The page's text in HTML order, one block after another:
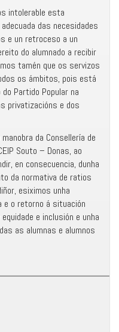
intolerable esta
das necesidades
e un retroceso a un
do alumnado a recibir
tamén que os servizos
os ámbitos, pois está
Partido Popular na
privatizacións e dos
da Consellería de
Souto – Donas, ao
en consecuencia, dunha
da normativa de ratios
esiximos unha
e o retorno á situación
e inclusión e unha
as alumnas e alumnos